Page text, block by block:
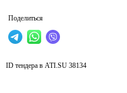
Поделиться
ID тендера в ATI.SU 38134